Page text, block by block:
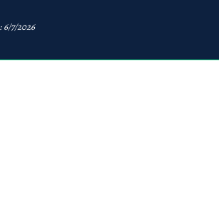
6/7/2026